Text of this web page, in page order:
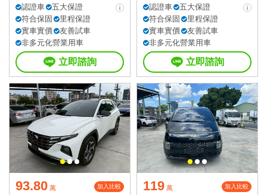
認證車
五大保證
符合保固
里程保證
實車實價
友善試車
非多元化營業用車
立即諮詢
認證車
五大保證
符合保固
里程保證
實車實價
友善試車
非多元化營業用車
立即諮詢
93.80 萬 加入比較 119 萬 加入比較